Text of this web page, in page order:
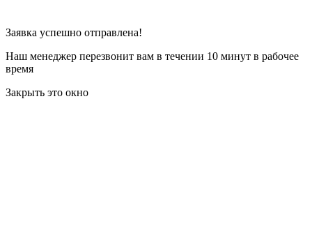
Заявка успешно отправлена!
Наш менеджер перезвонит вам в течении 10 минут в рабочее
время
Закрыть это окно